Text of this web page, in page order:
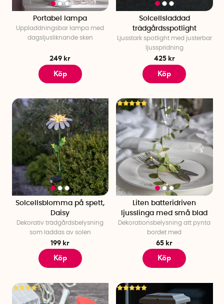
Portabel lampa
Uppladdningsbar lampa med
dagsljusliknande sken
249 kr
Köp
Solcellsladdad
trädgårdsspotlight
Ljusstark spotlight med justerbar
ljusspridning
425 kr
Köp
Solcellsblomma på spett,
Daisy
Dekorativ trädgårdsbelysning
som laddas av solen
199 kr
Köp
Liten batteridriven
ljusslinga med små blad
Dekorationsbelysning att pynta
bordet med
65 kr
Köp